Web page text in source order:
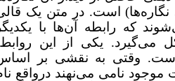
است. در متن یک قالی
که رابطه آن‌ها با یکدیگر
یکی از این روابط،
وقتی به نقشی بر اساس
نامی می‌نهند درواقع نام